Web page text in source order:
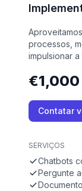
processos,
impulsionar
€1,000
Contatar
SERVIÇOS
Chatbots
Pergunte